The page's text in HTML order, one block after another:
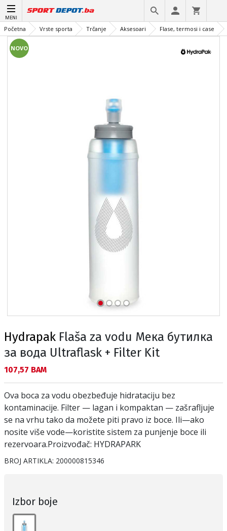
MENI
Početna Vrste sporta Trčanje Aksesoari Flase, termosi i case
NOVO
Hydrapak Flaša za vodu Мека бутилка
за вода Ultraflask + Filter Kit
Текуща цена:
107,57 BAM
Ova boca za vodu obezbeđuje hidrataciju bez
kontaminacije. Filter — lagan i kompaktan — zašrafljuje
se na vrhu tako da možete piti pravo iz boce. Ili—ako
nosite više vode—koristite sistem za punjenje boce ili
rezervoara.Proizvođač: HYDRAPARK
BROJ ARTIKLA: 200000815346
Izbor boje